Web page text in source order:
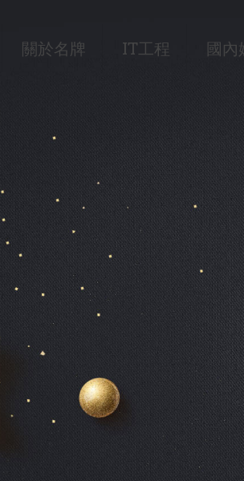
關於名牌 IT工程 國內